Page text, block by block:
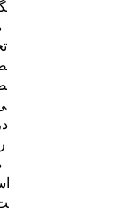
در